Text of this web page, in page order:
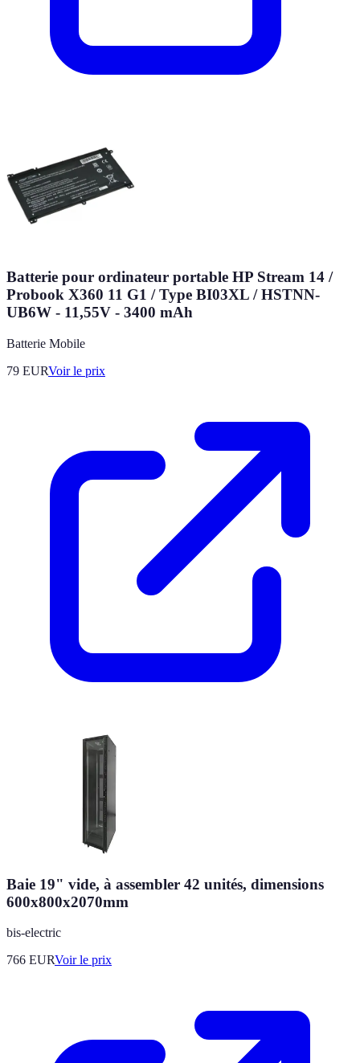
Batterie pour ordinateur portable HP Stream 14 /
Probook X360 11 G1 / Type BI03XL / HSTNN-
UB6W - 11,55V - 3400 mAh
Batterie Mobile
79 EURVoir le prix
Baie 19" vide, à assembler 42 unités, dimensions
600x800x2070mm
bis-electric
766 EURVoir le prix